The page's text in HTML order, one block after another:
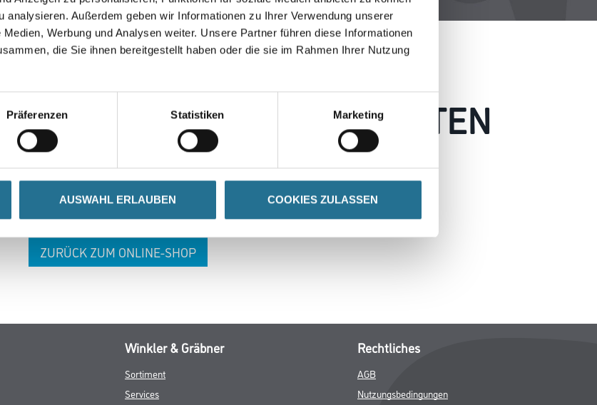
analysieren. Außerdem geben wir Informationen zu Ihrer Verwendung unserer
Werbung und Analysen weiter. Unsere Partner führen diese Informationen
die Sie ihnen bereitgestellt haben oder die sie im Rahmen Ihrer Nutzung
Präferenzen Statistiken Marketing
AUSWAHL ERLAUBEN COOKIES ZULASSEN
IST AUFGETRETEN
unseren Online-Shop und lassen Sie sich inspirieren.
ZURÜCK ZUM ONLINE-SHOP
Winkler & Gräbner
Sortiment
Services
Rechtliches
AGB
Nutzungsbedingungen